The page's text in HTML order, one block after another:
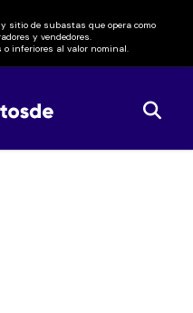
sitio de subastas que opera como
y vendedores.
o inferiores al valor nominal.